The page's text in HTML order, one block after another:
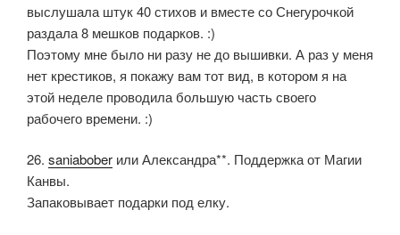
выслушала штук 40 стихов и вместе со Снегурочкой
раздала 8 мешков подарков. :)
Поэтому мне было ни разу не до вышивки. А раз у меня
нет крестиков, я покажу вам тот вид, в котором я на
этой неделе проводила большую часть своего
рабочего времени. :)
26. saniabober или Александра**. Поддержка от Магии
Канвы.
Запаковывает подарки под елку.